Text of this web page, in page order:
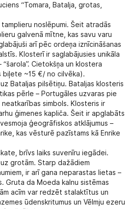
“Tomara, Batalja, grotas,
tamplieru noslēpumi. Šeit atradās
galvenā mītne, kas savu varu
arī pēc ordeņa iznīcināšanas
Klosterī ir saglabājusies unikāla
“šarola”. Cietokšņa un klostera
biļete ~15 €/ no cilvēka).
Bataljas pilsētiņu. Bataljas klosteris
pērle – Portugāles uzvaras pie
simbols. Klosteris ir
ģimenes kapliča. Šeit ir apglabāts
ģeogrāfiskos atklājumus –
kas vēsturē pazīstams kā Enrike
brīvs laiks suvenīru iegādei.
grotām. Starp dažādiem
ir arī gana neparastas lietas –
Gruta da Moeda kalnu sistēmas
acīm var redzēt stalaktītus un
ūdenskritumus un Vēlmju ezeru